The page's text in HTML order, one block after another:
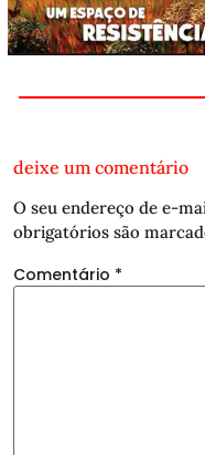
deixe um comentário
O seu endereço de e-
obrigatórios são
Comentário *